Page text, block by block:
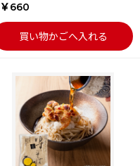
￥660
買い物かごへ入れる